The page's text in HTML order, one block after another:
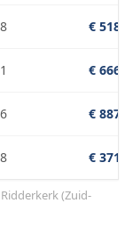
€
€
€
€
Ridderkerk(Zuid-